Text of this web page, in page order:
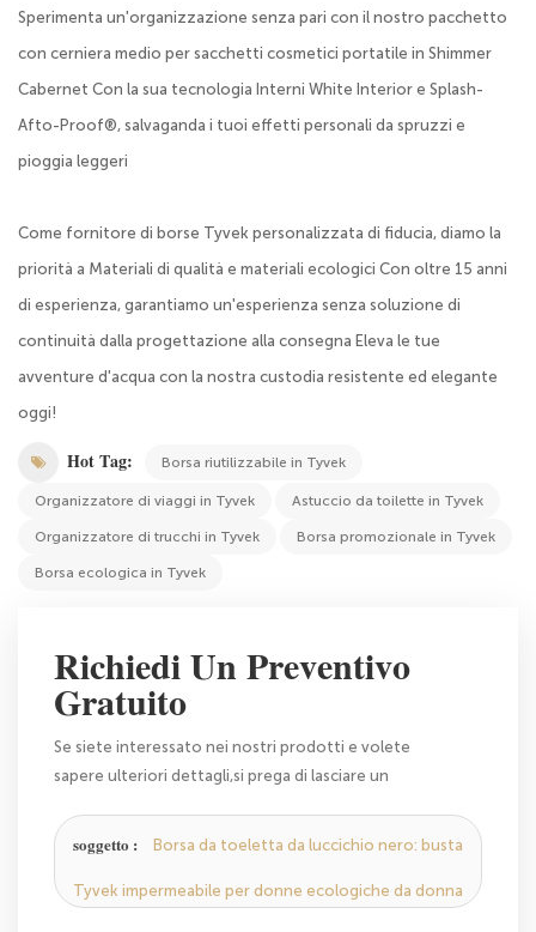
Sperimenta un'organizzazione senza pari con il nostro pacchetto
con cerniera medio per sacchetti cosmetici portatile in Shimmer
Cabernet Con la sua tecnologia Interni White Interior e Splash-
Afto-Proof®, salvaganda i tuoi effetti personali da spruzzi e
pioggia leggeri
Come fornitore di borse Tyvek personalizzata di fiducia, diamo la
priorità a Materiali di qualità e materiali ecologici Con oltre 15 anni
di esperienza, garantiamo un'esperienza senza soluzione di
continuità dalla progettazione alla consegna Eleva le tue
avventure d'acqua con la nostra custodia resistente ed elegante
oggi!
Hot Tag: Borsa riutilizzabile in Tyvek
Organizzatore di viaggi in Tyvek Astuccio da toilette in Tyvek
Organizzatore di trucchi in Tyvek Borsa promozionale in Tyvek
Borsa ecologica in Tyvek
Richiedi Un Preventivo
Gratuito
Se siete interessato nei nostri prodotti e volete
sapere ulteriori dettagli,si prega di lasciare un
soggetto : Borsa da toeletta da luccichio nero: busta
Tyvek impermeabile per donne ecologiche da donna